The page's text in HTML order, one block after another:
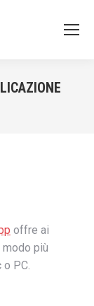
offre ai
più
PC.